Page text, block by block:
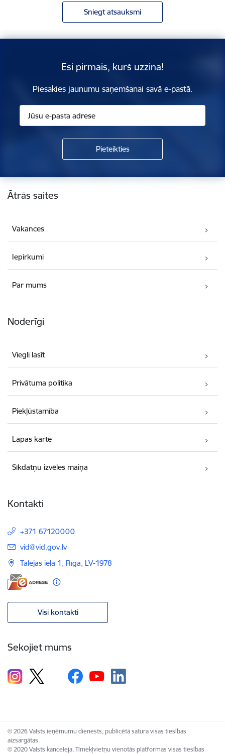
Sniegt atsauksmi
Esi pirmais, kurš uzzina!
Piesakies jaunumu saņemšanai savā e-pastā.
Kājene
Ātrās saites
Vakances
Iepirkumi
Par mums
Noderīgi
Viegli lasīt
Privātuma politika
Piekļūstamība
Lapas karte
Sīkdatņu izvēles maiņa
Kontakti
+371 67120000
E-pasts:
vid@vid.gov.lv
Talejas iela 1, Rīga, LV-1978
Visi kontakti
Sekojiet mums
© 2026 Valsts ieņēmumu dienests, publicētā satura visas tiesības
aizsargātas.
© 2020 Valsts kanceleja, Tīmekļvietņu vienotās platformas visas tiesības